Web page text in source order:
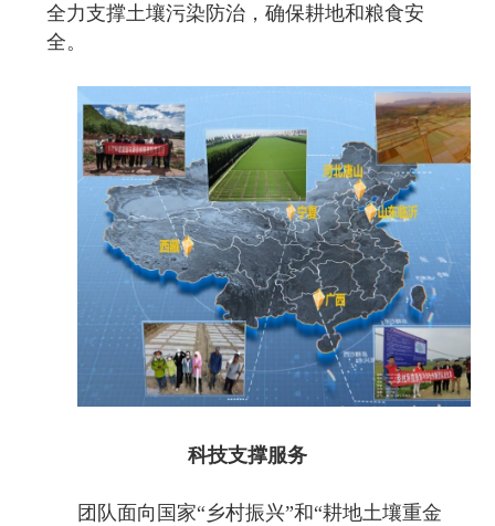
全力支撑土壤污染防治，确保耕地和粮食安
全。
科技支撑服务
团队面向国家“乡村振兴”和“耕地土壤重金